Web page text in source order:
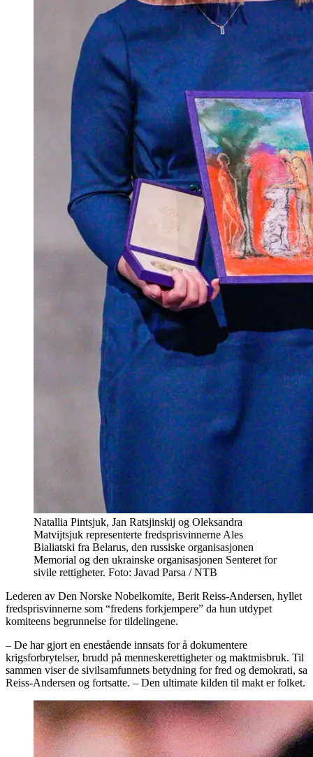
Natallia Pintsjuk, Jan Ratsjinskij og Oleksandra
Matvijtsjuk representerte fredsprisvinnerne Ales
Bialiatski fra Belarus, den russiske organisasjonen
Memorial og den ukrainske organisasjonen Senteret for
sivile rettigheter. Foto: Javad Parsa / NTB
Lederen av Den Norske Nobelkomite, Berit Reiss-Andersen, hyllet
fredsprisvinnerne som “fredens forkjempere” da hun utdypet
komiteens begrunnelse for tildelingene.
– De har gjort en enestående innsats for å dokumentere
krigsforbrytelser, brudd på menneskerettigheter og maktmisbruk. Til
sammen viser de sivilsamfunnets betydning for fred og demokrati, sa
Reiss-Andersen og fortsatte. – Den ultimate kilden til makt er folket.